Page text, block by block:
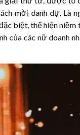
mời danh dự. Là
biệt, thể hiện niềm
của các nữ doanh